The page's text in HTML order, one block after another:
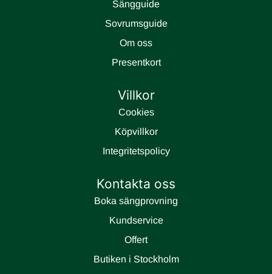
Sängguide
Sovrumsguide
Om oss
Presentkort
Villkor
Cookies
Köpvillkor
Integritetspolicy
Kontakta oss
Boka sängprovning
Kundservice
Offert
Butiken i Stockholm